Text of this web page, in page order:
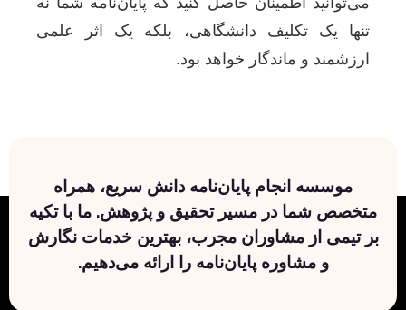
تنها یک تکلیف دانشگاهی، بلکه یک اثر علمی
ارزشمند و ماندگار خواهد بود.
موسسه انجام پایان‌نامه دانش سریع، همراه
متخصص شما در مسیر تحقیق و پژوهش. ما با تکیه
بر تیمی از مشاوران مجرب، بهترین خدمات نگارش
و مشاوره پایان‌نامه را ارائه می‌دهیم.